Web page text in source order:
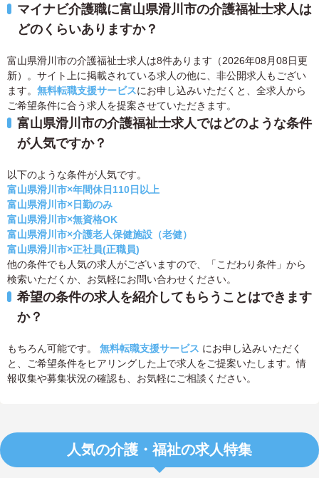
マイナビ介護職に富山県滑川市の介護福祉士求人は
どのくらいありますか？
富山県滑川市の介護福祉士求人は8件あります（2026年08月08日更
新）。サイト上に掲載されている求人の他に、非公開求人もござい
ます。 無料転職支援サービスにお申し込みいただくと、全求人から
ご希望条件に合う求人を提案させていただきます。
富山県滑川市の介護福祉士求人ではどのような条件
が人気ですか？
以下のような条件が人気です。
富山県滑川市×年間休日110日以上
富山県滑川市×日勤のみ
富山県滑川市×無資格OK
富山県滑川市×介護老人保健施設（老健）
富山県滑川市×正社員(正職員)
他の条件でも人気の求人がございますので、「こだわり条件」から
検索いただくか、お気軽にお問い合わせください。
希望の条件の求人を紹介してもらうことはできます
か？
もちろん可能です。 無料転職支援サービス にお申し込みいただく
と、ご希望条件をヒアリングした上で求人をご提案いたします。情
報収集や募集状況の確認も、お気軽にご相談ください。
人気の介護・福祉の求人特集